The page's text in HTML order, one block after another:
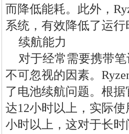
而降低能耗。此外，
系统，有效降低了运
续航能力
对于经常需要携带
不可忽视的因素。
了电池续航问题。根据
达12小时以上，实际
小时以上，这对于长